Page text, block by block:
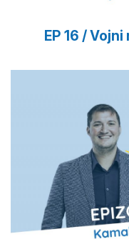
EP 16 /